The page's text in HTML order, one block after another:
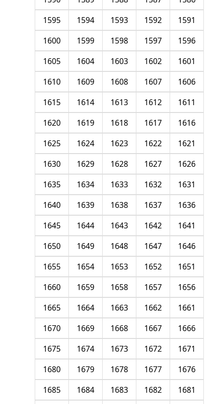
1591
1592
1593
1594
1595
1596
1597
1598
1599
1600
1601
1602
1603
1604
1605
1606
1607
1608
1609
1610
1611
1612
1613
1614
1615
1616
1617
1618
1619
1620
1621
1622
1623
1624
1625
1626
1627
1628
1629
1630
1631
1632
1633
1634
1635
1636
1637
1638
1639
1640
1641
1642
1643
1644
1645
1646
1647
1648
1649
1650
1651
1652
1653
1654
1655
1656
1657
1658
1659
1660
1661
1662
1663
1664
1665
1666
1667
1668
1669
1670
1671
1672
1673
1674
1675
1676
1677
1678
1679
1680
1681
1682
1683
1684
1685